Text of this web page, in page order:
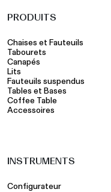
PRODUITS
Chaises et Fauteuils
Tabourets
Canapés
Lits
Fauteuils suspendus
Tables et Bases
Coffee Table
Accessoires
INSTRUMENTS
Configurateur